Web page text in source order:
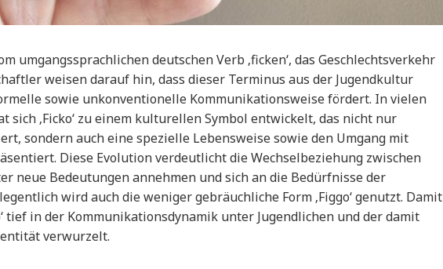
umgangssprachlichen deutschen Verb ‚ficken‘, das Geschlechtsverkehr
weisen darauf hin, dass dieser Terminus aus der Jugendkultur
sowie unkonventionelle Kommunikationsweise fördert. In vielen
sich ‚Ficko‘ zu einem kulturellen Symbol entwickelt, das nicht nur
sondern auch eine spezielle Lebensweise sowie den Umgang mit
Diese Evolution verdeutlicht die Wechselbeziehung zwischen
neue Bedeutungen annehmen und sich an die Bedürfnisse der
wird auch die weniger gebräuchliche Form ‚Figgo‘ genutzt. Damit
tief in der Kommunikationsdynamik unter Jugendlichen und der damit
verwurzelt.